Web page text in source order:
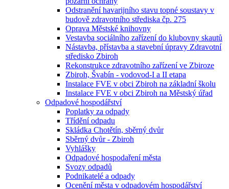
Odstranění havarijního stavu topné soustavy v
budově zdravotního střediska čp. 275
Oprava Městské knihovny
Vestavba sociálního zařízení do klubovny skautů
Nástavba, přístavba a stavební úpravy Zdravotní
středisko Zbiroh
Rekonstrukce zdravotního zařízení ve Zbiroze
Zbiroh, Švabín - vodovod-I a II etapa
Instalace FVE v obci Zbiroh na základní školu
Instalace FVE v obci Zbiroh na Městský úřad
Odpadové hospodářství
Poplatky za odpady
Třídění odpadu
Skládka Chotětín, sběrný dvůr
Sběrný dvůr - Zbiroh
Vyhlášky
Odpadové hospodaření města
Svozy odpadů
Podnikatelé a odpady
Ocenění města v odpadovém hospodářství